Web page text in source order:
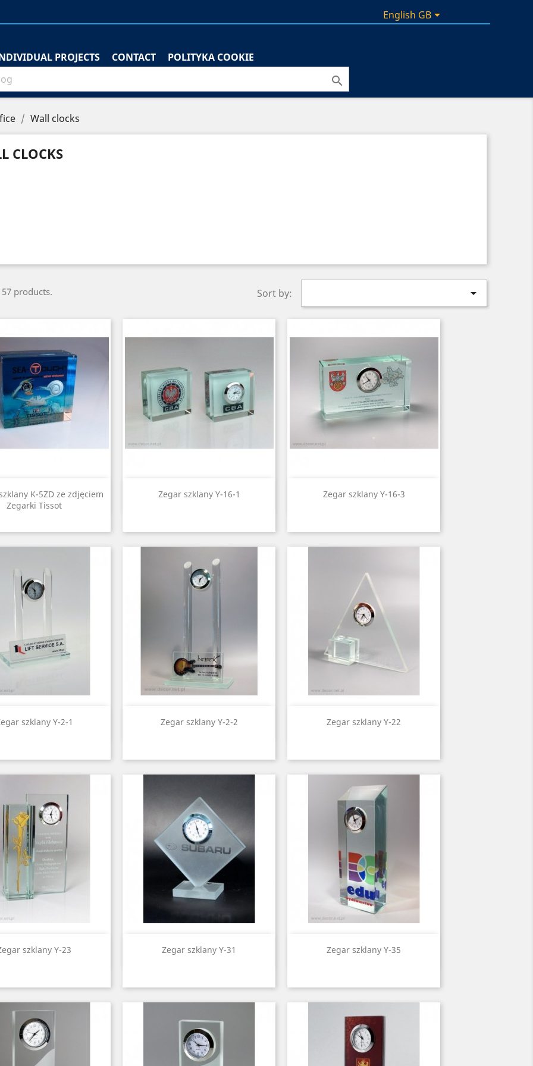
English GB
PROJECTS CONTACT POLITYKA COOKIE

Wall clocks
CLOCKS
products. Sort by: 
K-5ZD ze zdjęciem
Zegarki Tissot
Quick view Zegar szklany Y-16-1
Quick view Zegar szklany Y-16-3
Quick view
szklany Y-2-1
Quick view Zegar szklany Y-2-2
Quick view Zegar szklany Y-22
Quick view
szklany Y-23
Quick view Zegar szklany Y-31
Quick view Zegar szklany Y-35
Quick view